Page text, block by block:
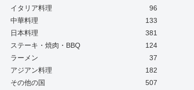
イタリア料理
96
中華料理
133
日本料理
381
ステーキ・焼肉・BBQ
124
ラーメン
37
アジアン料理
182
その他の国
507